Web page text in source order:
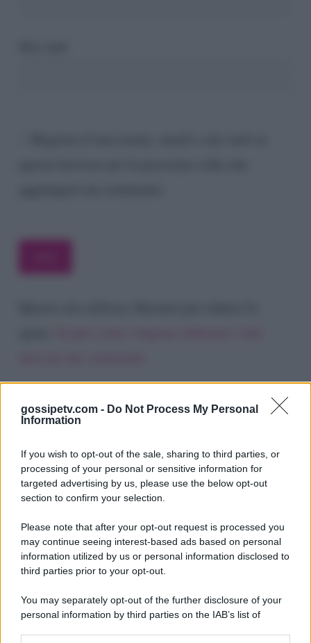
gossipetv.com - Do Not Process My Personal
Information
If you wish to opt-out of the sale, sharing to third parties, or
processing of your personal or sensitive information for
targeted advertising by us, please use the below opt-out
section to confirm your selection.
Please note that after your opt-out request is processed you
may continue seeing interest-based ads based on personal
information utilized by us or personal information disclosed to
third parties prior to your opt-out.
You may separately opt-out of the further disclosure of your
personal information by third parties on the IAB’s list of
Gossip e TV è un sito di MASTE S.r.l.
viale Luigi Majno n. 21 - 20129 Milano (MI)
P.Iva 10909580960
Categorie